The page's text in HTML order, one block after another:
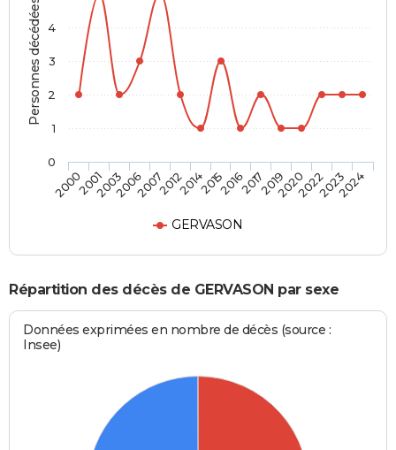
Personnes décédées
GERVASON
200020012003200620072012201420152016201720192020202220232024
0
1
2
3
4
Répartition des décès de GERVASON par sexe
Données exprimées en nombre de décès (source :
Insee)